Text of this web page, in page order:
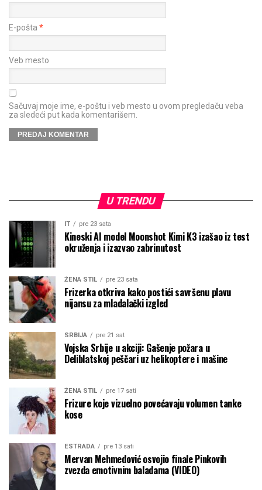
E-pošta *
Veb mesto
Sačuvaj moje ime, e-poštu i veb mesto u ovom pregledaču veba
za sledeći put kada komentarišem.
U TRENDU
IT pre 23 sata
Kineski AI model Moonshot Kimi K3 izašao iz test
okruženja i izazvao zabrinutost
ŽENA STIL pre 23 sata
Frizerka otkriva kako postići savršenu plavu
nijansu za mladalački izgled
SRBIJA pre 21 sat
Vojska Srbije u akciji: Gašenje požara u
Deliblatskoj peščari uz helikoptere i mašine
ŽENA STIL pre 17 sati
Frizure koje vizuelno povećavaju volumen tanke
kose
ESTRADA pre 13 sati
Mervan Mehmedović osvojio finale Pinkovih
zvezda emotivnim baladama (VIDEO)